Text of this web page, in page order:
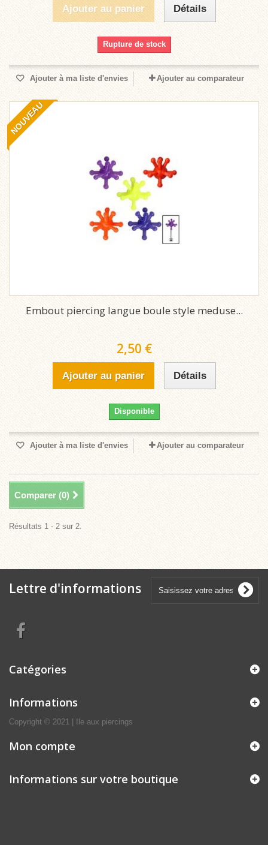
Ajouter au panier Détails
Rupture de stock
Ajouter à ma liste d'envies Ajouter au comparateur
NOUVEAU
Embout piercing langue boule style meduse...
2,50 €
Ajouter au panier Détails
Disponible
Ajouter à ma liste d'envies Ajouter au comparateur
Comparer (0)
Résultats 1 - 2 sur 2.
Lettre d'informations
Catégories
Informations
Copyright © 2021 | Ile aux piercings
Mon compte
Informations sur votre boutique